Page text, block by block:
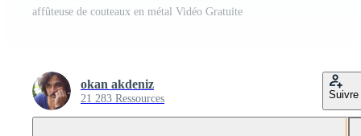
affûteuse de couteaux en métal Vidéo Gratuite
okan akdeniz
21 283 Ressources Suivre